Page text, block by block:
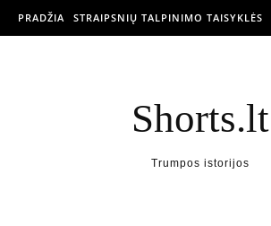
PRADŽIA STRAIPSNIŲ TALPINIMO TAISYKLĖS
Shorts.lt
Trumpos istorijos